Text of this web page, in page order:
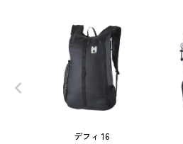
デフィ 16